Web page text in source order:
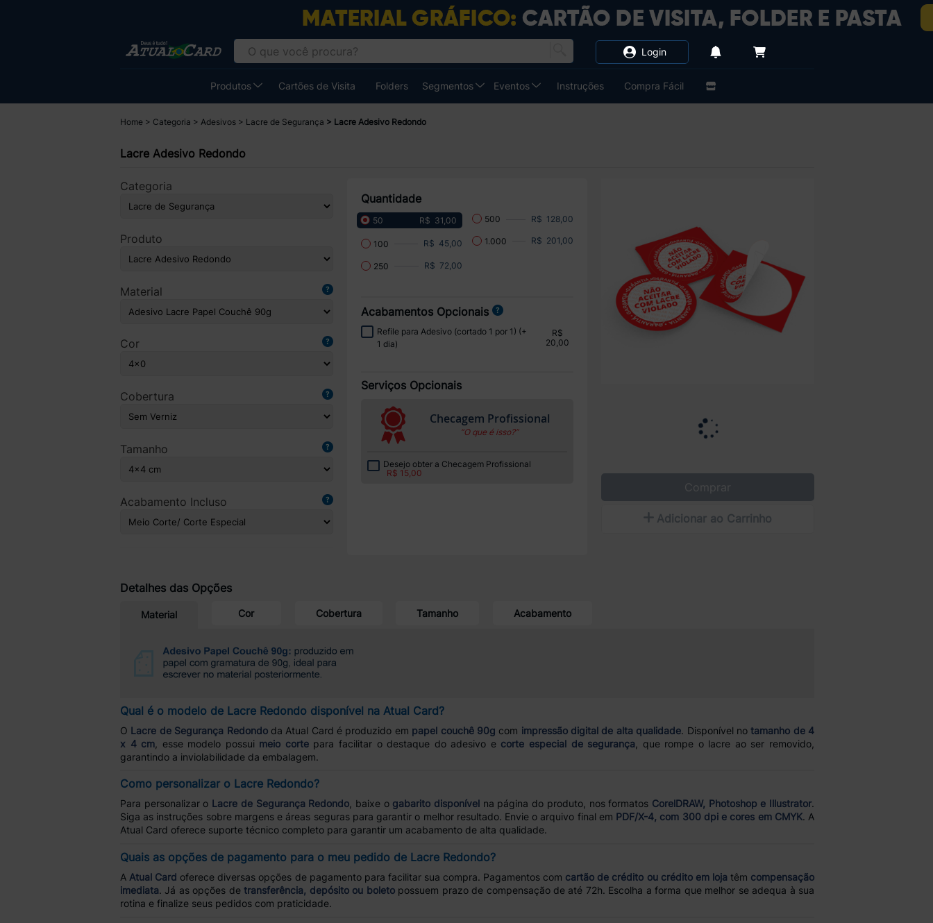
Produtos Cartões de Visita Folders Segmentos Eventos Instruções Compra Fácil
Login
Home Categoria Adesivos Lacre de Segurança Lacre Adesivo Redondo
Lacre Adesivo Redondo
Categoria
Produto
Material
Cor
Cobertura
Tamanho
Acabamento Incluso
Quantidade
50 R$ 31,00
100 R$ 45,00
250 R$ 72,00
500 R$ 128,00
1.000 R$ 201,00
Acabamentos Opcionais
Refile para Adesivo (cortado 1 por 1) (+
1 dia)
R$
20,00
Serviços Opcionais
Checagem Profissional
“O que é isso?”
Desejo obter a Checagem Profissional
R$ 15,00
Comprar
Adicionar ao Carrinho
Detalhes das Opções
Material Cor Cobertura Tamanho Acabamento
Qual é o modelo de Lacre Redondo disponível na Atual Card?
O Lacre de Segurança Redondoda Atual Card é produzido em papel couchê 90g com impressão digital de alta qualidade. Disponível notamanho de 4
x 4 cm , esse modelo possui meio cortepara facilitar o destaque do adesivo e corte especial de segurança , que rompe o lacre ao ser removido,
garantindo a inviolabilidade da embalagem.
Como personalizar o Lacre Redondo?
Para personalizar o Lacre de Segurança Redondo , baixe o gabarito disponível na página do produto, nos formatos CorelDRAW, Photoshop e Illustrator.
Siga as instruções sobre margens e áreas seguras para garantir o melhor resultado. Envie o arquivo final em PDF/X-4, com 300 dpi e cores em CMYK. A
Atual Card oferece suporte técnico completo para garantir um acabamento de alta qualidade.
Quais as opções de pagamento para o meu pedido de Lacre Redondo?
A Atual Card oferece diversas opções de pagamento para facilitar sua compra. Pagamentos com cartão de crédito ou crédito em loja têm compensação
imediata. Já as opções detransferência, depósito ou boletopossuem prazo de compensação de até 72h. Escolha a forma que melhor se adequa à sua
rotina e finalize seus pedidos com praticidade.